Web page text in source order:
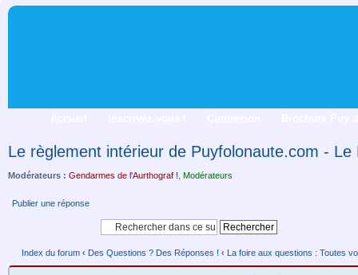
Le règlement intérieur de Puyfolonaute.com - Le
Modérateurs : Gendarmes de l'Aurthograf ! Modérateurs
Publier une réponse
Index du forum ‹ Des Questions ? Des Réponses ! ‹ La foire aux questions : Toutes